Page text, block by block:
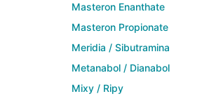
Masteron Enanthate
Masteron Propionate
Meridia / Sibutramina
Metanabol / Dianabol
Mixy / Ripy